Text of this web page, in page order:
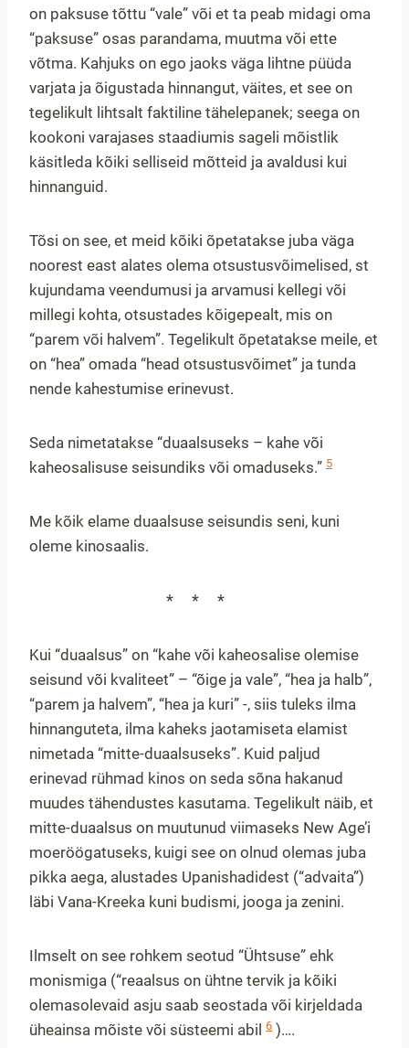
on paksuse tõttu “vale” või et ta peab midagi oma
“paksuse” osas parandama, muutma või ette
võtma. Kahjuks on ego jaoks väga lihtne püüda
varjata ja õigustada hinnangut, väites, et see on
tegelikult lihtsalt faktiline tähelepanek; seega on
kookoni varajases staadiumis sageli mõistlik
käsitleda kõiki selliseid mõtteid ja avaldusi kui
hinnanguid.
Tõsi on see, et meid kõiki õpetatakse juba väga
noorest east alates olema otsustusvõimelised, st
kujundama veendumusi ja arvamusi kellegi või
millegi kohta, otsustades kõigepealt, mis on
“parem või halvem”. Tegelikult õpetatakse meile, et
on “hea” omada “head otsustusvõimet” ja tunda
nende kahestumise erinevust.
Seda nimetatakse “duaalsuseks – kahe või
kaheosalisuse seisundiks või omaduseks.” 5
Me kõik elame duaalsuse seisundis seni, kuni
oleme kinosaalis.
***
Kui “duaalsus” on “kahe või kaheosalise olemise
seisund või kvaliteet” – “õige ja vale”, “hea ja halb”,
“parem ja halvem”, “hea ja kuri” -, siis tuleks ilma
hinnanguteta, ilma kaheks jaotamiseta elamist
nimetada “mitte-duaalsuseks”. Kuid paljud
erinevad rühmad kinos on seda sõna hakanud
muudes tähendustes kasutama. Tegelikult näib, et
mitte-duaalsus on muutunud viimaseks New Age’i
moeröögatuseks, kuigi see on olnud olemas juba
pikka aega, alustades Upanishadidest (“advaita”)
läbi Vana-Kreeka kuni budismi, jooga ja zenini.
Ilmselt on see rohkem seotud “Ühtsuse” ehk
monismiga (“reaalsus on ühtne tervik ja kõiki
olemasolevaid asju saab seostada või kirjeldada
üheainsa mõiste või süsteemi abil 6 )….